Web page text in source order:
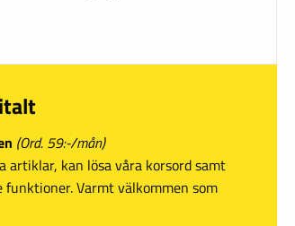
(Ord. 59:-/mån)
artiklar, kan lösa våra korsord samt
Varmt välkommen som